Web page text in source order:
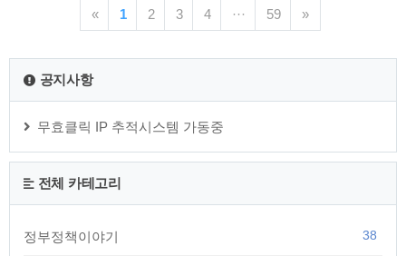
이온즈 / 롯데 자이언츠 / 두산 베어스 / 한화 이글스
« 1 2 3 4 ··· 59 »
공지사항
무효클릭 IP 추적시스템 가동중
전체 카테고리
정부정책이야기 38